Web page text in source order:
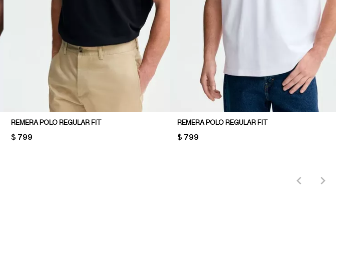
REMERA POLO REGULAR FIT
PRICE:
$ 799
REMERA POLO REGULAR FIT
PRICE:
$ 799